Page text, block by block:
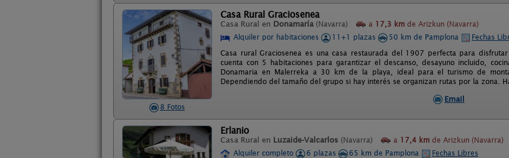
8 Fotos
Casa Rural Graciosenea
Casa Rural en Donamaría (Navarra) a 17,3 km de Arizkun (Navarra)
Alquiler por habitaciones
11+1 plazas 50 km de Pamplona
Fechas
Casa rural Graciosenea es una casa restaurada del 1907 perfecta para
cuenta con 5 habitaciones para garantizar el descanso, desayuno incluido,
Donamaria en Malerreka a 30 km de la playa, ideal para el turismo de
Dependiendo del tamaño del grupo si hay interés se organizan rutas por la zona.
Email
Erlanio
Casa Rural en Luzaide-Valcarlos (Navarra) a 17,4 km de Arizkun (Navarra)
Alquiler completo
6 plazas 65 km de Pamplona
Fechas Libres